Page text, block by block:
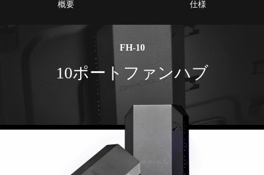
概要 仕様
FH-10
10ポートファンハブ